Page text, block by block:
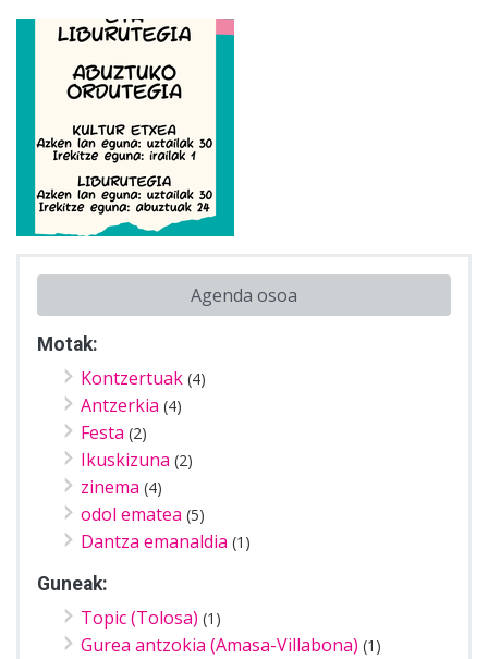
Agenda osoa
Motak:
Kontzertuak (4)
Antzerkia (4)
Festa (2)
Ikuskizuna (2)
zinema (4)
odol ematea (5)
Dantza emanaldia (1)
Guneak:
Topic (Tolosa) (1)
Gurea antzokia (Amasa-Villabona) (1)